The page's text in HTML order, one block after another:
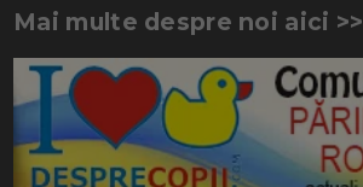
Mai multe despre noi aici >>